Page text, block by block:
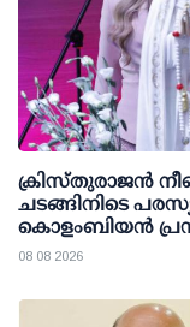
ക്രിസ്തുരാജൻ
ചടങ്ങിനിടെ
കൊളംബിയൻ
08 08 2026